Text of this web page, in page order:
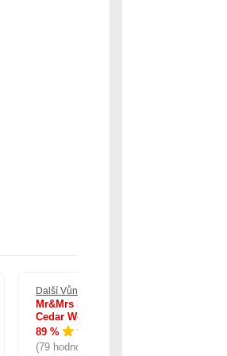
Další Vůně do auta
Mr&Mrs Fragrance Cesare
Cedar Wood
89 %
(79 hodnocení)